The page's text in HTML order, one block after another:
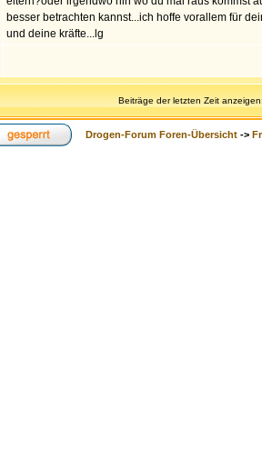
besser betrachten kannst...ich hoffe vorallem für
und deine kräfte...lg
Beiträge der letzten Zeit
Drogen-Forum Foren-Übersicht ->